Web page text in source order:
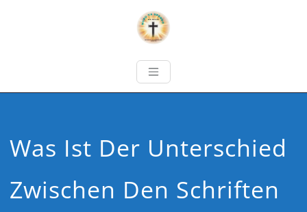
Was Ist Der Unterschied
Zwischen Den Schriften